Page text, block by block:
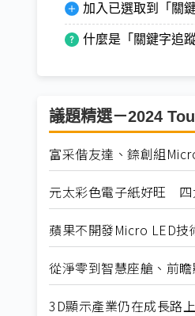
加入已選取到「關
什麼是「關鍵字追蹤
議題精選－2024
富采偕友達、錼創組
元太彩色電子紙好旺 四
蘋果不開發Micro LED
從淨零到智慧座艙、前
3D顯示產業仍在成長路